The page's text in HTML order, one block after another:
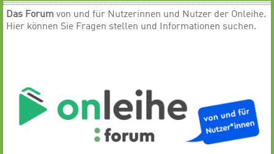
Das Forum von und für Nutzerinnen und Nutzer der Onleihe.
Hier können Sie Fragen stellen und Informationen suchen.